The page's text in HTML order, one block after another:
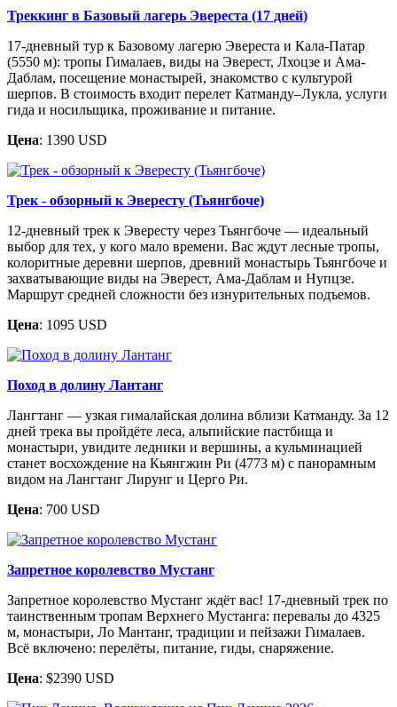
Треккинг в Базовый лагерь Эвереста (17 дней)
17-дневный тур к Базовому лагерю Эвереста и Кала-Патар
(5550 м): тропы Гималаев, виды на Эверест, Лхоцзе и Ама-
Даблам, посещение монастырей, знакомство с культурой
шерпов. В стоимость входит перелет Катманду–Лукла, услуги
гида и носильщика, проживание и питание.
Цена: 1390 USD
Трек - обзорный к Эвересту (Тьянгбоче)
12-дневный трек к Эвересту через Тьянгбоче — идеальный
выбор для тех, у кого мало времени. Вас ждут лесные тропы,
колоритные деревни шерпов, древний монастырь Тьянгбоче и
захватывающие виды на Эверест, Ама-Даблам и Нупцзе.
Маршрут средней сложности без изнурительных подъемов.
Цена: 1095 USD
Поход в долину Лантанг
Лангтанг — узкая гималайская долина вблизи Катманду. За 12
дней трека вы пройдёте леса, альпийские пастбища и
монастыри, увидите ледники и вершины, а кульминацией
станет восхождение на Кьянгжин Ри (4773 м) с панорамным
видом на Лангтанг Лирунг и Церго Ри.
Цена: 700 USD
Запретное королевство Мустанг
Запретное королевство Мустанг ждёт вас! 17-дневный трек по
таинственным тропам Верхнего Мустанга: перевалы до 4325
м, монастыри, Ло Мантанг, традиции и пейзажи Гималаев.
Всё включено: перелёты, питание, гиды, снаряжение.
Цена: $2390 USD